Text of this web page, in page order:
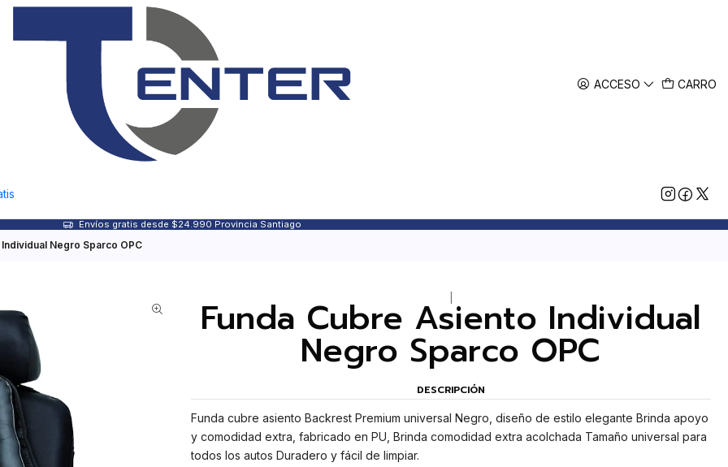
ACCESO CARRO
Envíos gratis desde $24.990 Provincia Santiago
Negro Sparco OPC
Funda Cubre Asiento Individual
Negro Sparco OPC
DESCRIPCIÓN
Funda cubre asiento Backrest Premium universal Negro, diseño de estilo elegante Brinda apoyo
y comodidad extra, fabricado en PU, Brinda comodidad extra acolchada Tamaño universal para
todos los autos Duradero y fácil de limpiar.